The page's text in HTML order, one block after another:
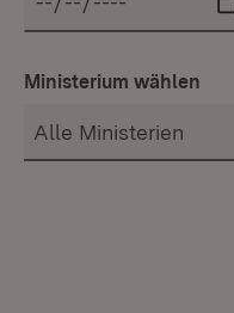
Ministerium wählen